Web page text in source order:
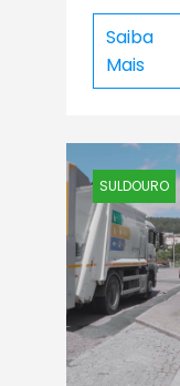
Saiba
Mais
SULDOURO